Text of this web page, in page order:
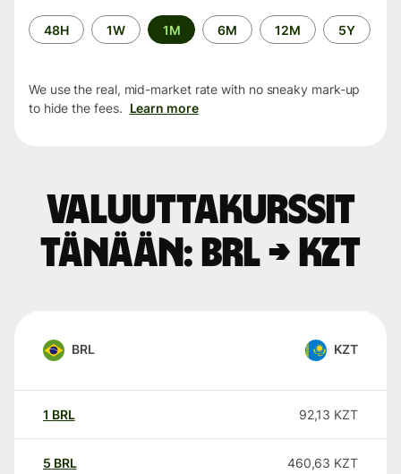
Time
period
48H 1W 1M 6M 12M 5Y
We use the real, mid-market rate with no sneaky mark-up
to hide the fees. Learn more
Valuuttakurssit
tänään: BRL → KZT
BRL KZT
1 BRL 92,13 KZT
5 BRL 460,63 KZT